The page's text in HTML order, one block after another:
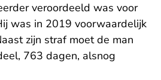
veroordeeld was voor
was in 2019 voorwaardelijk
zijn straf moet de man
763 dagen, alsnog